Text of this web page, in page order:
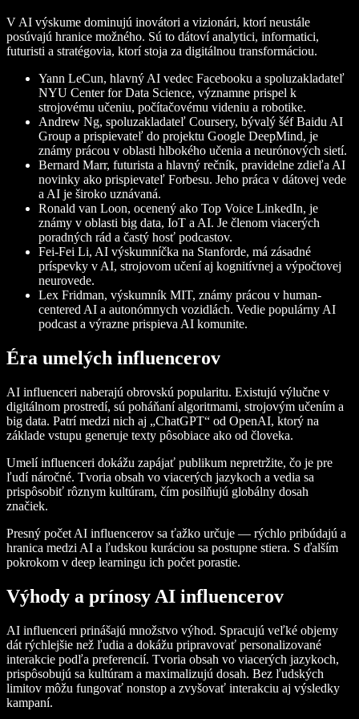
V AI výskume dominujú inovátori a vizionári, ktorí neustále
posúvajú hranice možného. Sú to dátoví analytici, informatici,
futuristi a stratégovia, ktorí stoja za digitálnou transformáciou.
Yann LeCun, hlavný AI vedec Facebooku a spoluzakladateľ
NYU Center for Data Science, významne prispel k
strojovému učeniu, počítačovému videniu a robotike.
Andrew Ng, spoluzakladateľ Coursery, bývalý šéf Baidu AI
Group a prispievateľ do projektu Google DeepMind, je
známy prácou v oblasti hlbokého učenia a neurónových sietí.
Bernard Marr, futurista a hlavný rečník, pravidelne zdieľa AI
novinky ako prispievateľ Forbesu. Jeho práca v dátovej vede
a AI je široko uznávaná.
Ronald van Loon, ocenený ako Top Voice LinkedIn, je
známy v oblasti big data, IoT a AI. Je členom viacerých
poradných rád a častý hosť podcastov.
Fei-Fei Li, AI výskumníčka na Stanforde, má zásadné
príspevky v AI, strojovom učení aj kognitívnej a výpočtovej
neurovede.
Lex Fridman, výskumník MIT, známy prácou v human-
centered AI a autonómnych vozidlách. Vedie populárny AI
podcast a výrazne prispieva AI komunite.
Éra umelých influencerov
AI influenceri naberajú obrovskú popularitu. Existujú výlučne v
digitálnom prostredí, sú poháňaní algoritmami, strojovým učením a
big data. Patrí medzi nich aj „ChatGPT“ od OpenAI, ktorý na
základe vstupu generuje texty pôsobiace ako od človeka.
Umelí influenceri dokážu zapájať publikum nepretržite, čo je pre
ľudí náročné. Tvoria obsah vo viacerých jazykoch a vedia sa
prispôsobiť rôznym kultúram, čím posilňujú globálny dosah
značiek.
Presný počet AI influencerov sa ťažko určuje — rýchlo pribúdajú a
hranica medzi AI a ľudskou kuráciou sa postupne stiera. S ďalším
pokrokom v deep learningu ich počet porastie.
Výhody a prínosy AI influencerov
AI influenceri prinášajú množstvo výhod. Spracujú veľké objemy
dát rýchlejšie než ľudia a dokážu pripravovať personalizované
interakcie podľa preferencií. Tvoria obsah vo viacerých jazykoch,
prispôsobujú sa kultúram a maximalizujú dosah. Bez ľudských
limitov môžu fungovať nonstop a zvyšovať interakciu aj výsledky
kampaní.